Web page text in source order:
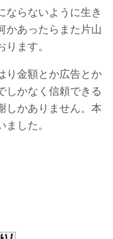
ならないように生き
かあったらまた片山
ます。
り金額とか広告とか
しかなく信頼できる
しかありません。本
した。